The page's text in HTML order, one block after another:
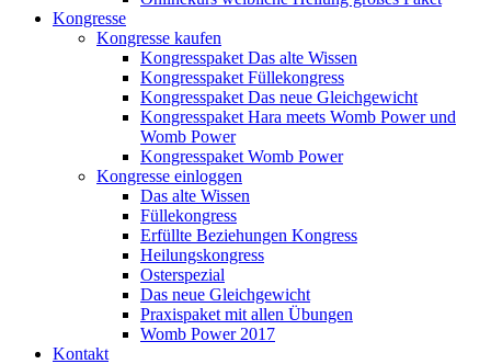
Kongresse
Kongresse kaufen
Kongresspaket Das alte Wissen
Kongresspaket Füllekongress
Kongresspaket Das neue Gleichgewicht
Kongresspaket Hara meets Womb Power und
Womb Power
Kongresspaket Womb Power
Kongresse einloggen
Das alte Wissen
Füllekongress
Erfüllte Beziehungen Kongress
Heilungskongress
Osterspezial
Das neue Gleichgewicht
Praxispaket mit allen Übungen
Womb Power 2017
Kontakt